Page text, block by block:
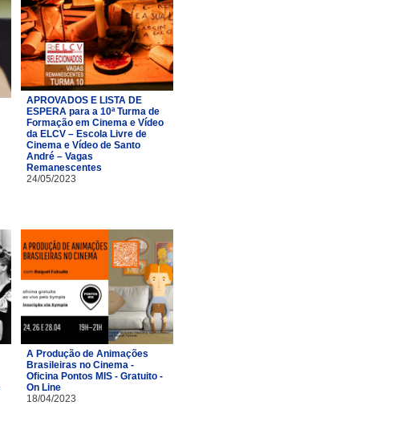
APROVADOS E LISTA DE
ESPERA para a 10ª Turma de
Formação em Cinema e Vídeo
da ELCV – Escola Livre de
Cinema e Vídeo de Santo
André – Vagas
Remanescentes
24/05/2023
A Produção de Animações
Brasileiras no Cinema -
Oficina Pontos MIS - Gratuito -
On Line
18/04/2023